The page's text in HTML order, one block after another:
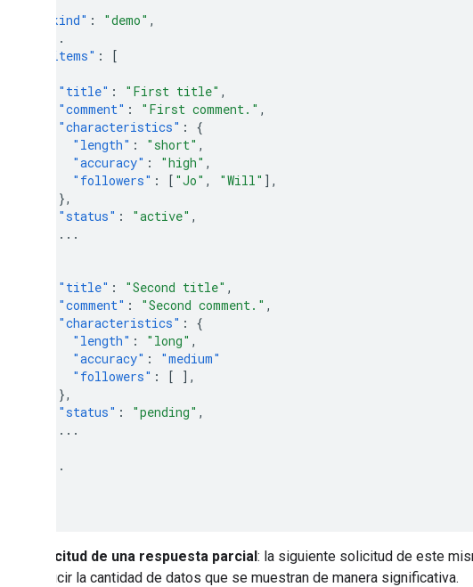
"kind" : "demo" ,
...
"items" :
[
"title" : "First title" ,
"comment" : "First comment." ,
"characteristics" :
{
"length" : "short" ,
"accuracy" : "high" ,
"followers" : [ "Jo" , "Will" ],
},
"status" : "active" ,
...
"title" : "Second title" ,
"comment" : "Second comment." ,
"characteristics" :
{
"length" : "long" ,
"accuracy" :
"medium"
"followers" : [
],
},
"status" : "pending" ,
...
...
Solicitud de una respuesta parcial: la siguiente solicitud de este
reducir la cantidad de datos que se muestran de manera significativa.